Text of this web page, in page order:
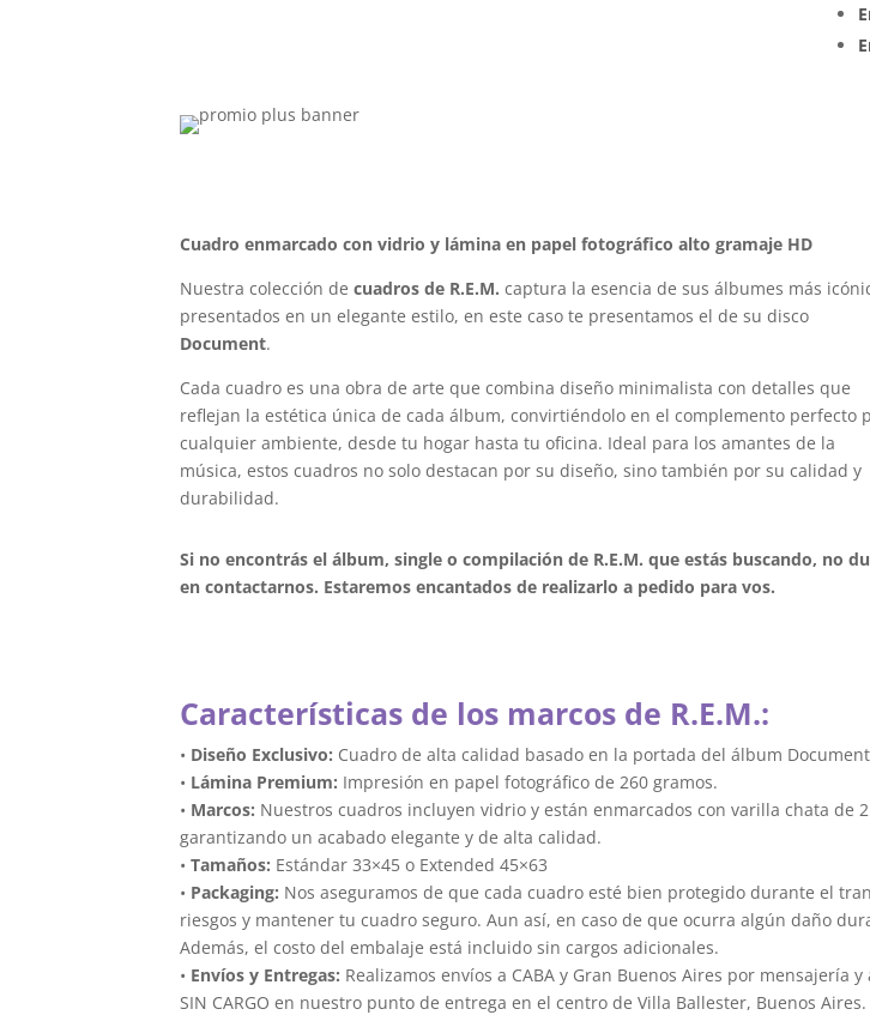
Cuadro enmarcado con vidrio y lámina en papel fotográfico alto gramaje HD
Nuestra colección decuadros de R.E.M. captura la esencia de sus álbumes más
presentados en un elegante estilo, en este caso te presentamos el de su disco
Document.
Cada cuadro es una obra de arte que combina diseño minimalista con detalles que
reflejan la estética única de cada álbum, convirtiéndolo en el complemento perfecto
cualquier ambiente, desde tu hogar hasta tu oficina. Ideal para los amantes de la
música, estos cuadros no solo destacan por su diseño, sino también por su calidad y
durabilidad.
Si no encontrás el álbum, single o compilación de R.E.M. que estás buscando, no
en contactarnos. Estaremos encantados de realizarlo a pedido para vos.
Características de los marcos de R.E.M.:
• Diseño Exclusivo: Cuadro de alta calidad basado en la portada del álbum Document
• Lámina Premium: Impresión en papel fotográfico de 260 gramos.
• Marcos: Nuestros cuadros incluyen vidrio y están enmarcados con varilla chata de
garantizando un acabado elegante y de alta calidad.
•Tamaños: Estándar 33×45 o Extended 45×63
• Packaging: Nos aseguramos de que cada cuadro esté bien protegido durante el
riesgos y mantener tu cuadro seguro. Aun así, en caso de que ocurra algún daño
Además, el costo del embalaje está incluido sin cargos adicionales.
• Envíos y Entregas: Realizamos envíos a CABA y Gran Buenos Aires por
SIN CARGO en nuestro punto de entrega en el centro de Villa Ballester, Buenos